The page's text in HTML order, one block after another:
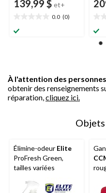
139,99 $ et+
0.0 (0)
étoile(s)
sur
À l'attention des
obtenir des renseignements
réparation, cliquez ici.
Élimine-odeur Elite
ProFresh Green,
tailles variées